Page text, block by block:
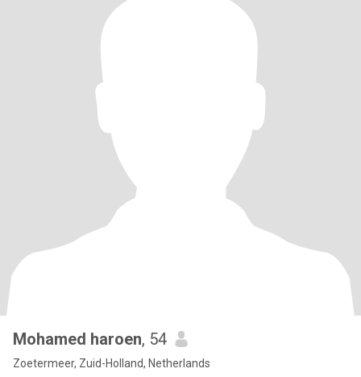
Mohamed haroen, 54
Zoetermeer, Zuid-Holland, Netherlands